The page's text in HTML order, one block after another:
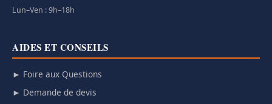
Lun–Ven : 9h–18h
AIDES ET CONSEILS
► Foire aux Questions
► Demande de devis